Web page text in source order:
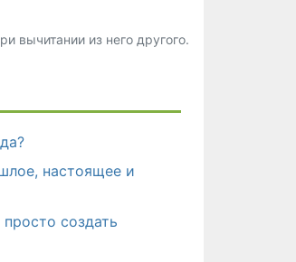
вычитании из него другого.
настоящее и
создать